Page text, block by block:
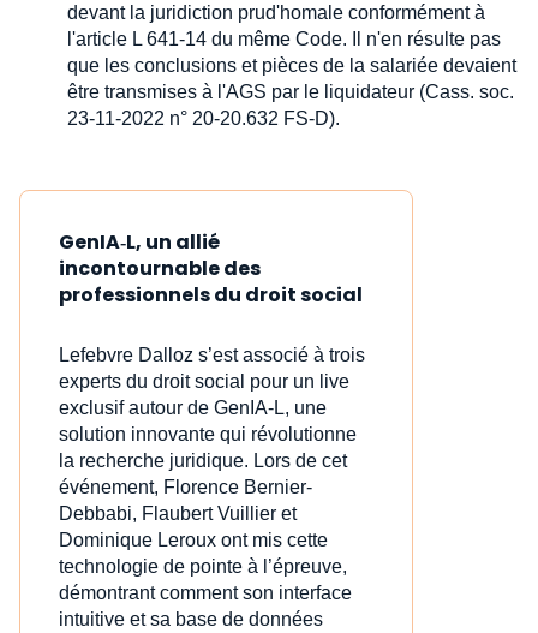
devant la juridiction prud'homale conformément à
l'article L 641-14 du même Code. Il n'en résulte pas
que les conclusions et pièces de la salariée devaient
être transmises à l'AGS par le liquidateur (Cass. soc.
23-11-2022 n° 20-20.632 FS-D).
GenIA‑L, un allié
incontournable des
professionnels du droit social
Lefebvre Dalloz s’est associé à trois
experts du droit social pour un live
exclusif autour de GenIA‑L, une
solution innovante qui révolutionne
la recherche juridique. Lors de cet
événement, Florence Bernier-
Debbabi, Flaubert Vuillier et
Dominique Leroux ont mis cette
technologie de pointe à l’épreuve,
démontrant comment son interface
intuitive et sa base de données